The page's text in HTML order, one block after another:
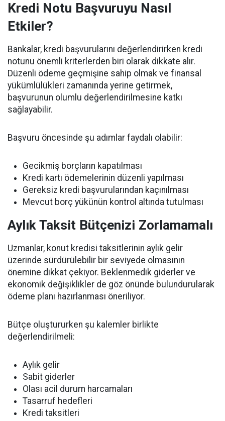
Kredi Notu Başvuruyu Nasıl
Etkiler?
Bankalar, kredi başvurularını değerlendirirken kredi
notunu önemli kriterlerden biri olarak dikkate alır.
Düzenli ödeme geçmişine sahip olmak ve finansal
yükümlülükleri zamanında yerine getirmek,
başvurunun olumlu değerlendirilmesine katkı
sağlayabilir.
Başvuru öncesinde şu adımlar faydalı olabilir:
Gecikmiş borçların kapatılması
Kredi kartı ödemelerinin düzenli yapılması
Gereksiz kredi başvurularından kaçınılması
Mevcut borç yükünün kontrol altında tutulması
Aylık Taksit Bütçenizi Zorlamamalı
Uzmanlar, konut kredisi taksitlerinin aylık gelir
üzerinde sürdürülebilir bir seviyede olmasının
önemine dikkat çekiyor. Beklenmedik giderler ve
ekonomik değişiklikler de göz önünde bulundurularak
ödeme planı hazırlanması öneriliyor.
Bütçe oluştururken şu kalemler birlikte
değerlendirilmeli:
Aylık gelir
Sabit giderler
Olası acil durum harcamaları
Tasarruf hedefleri
Kredi taksitleri